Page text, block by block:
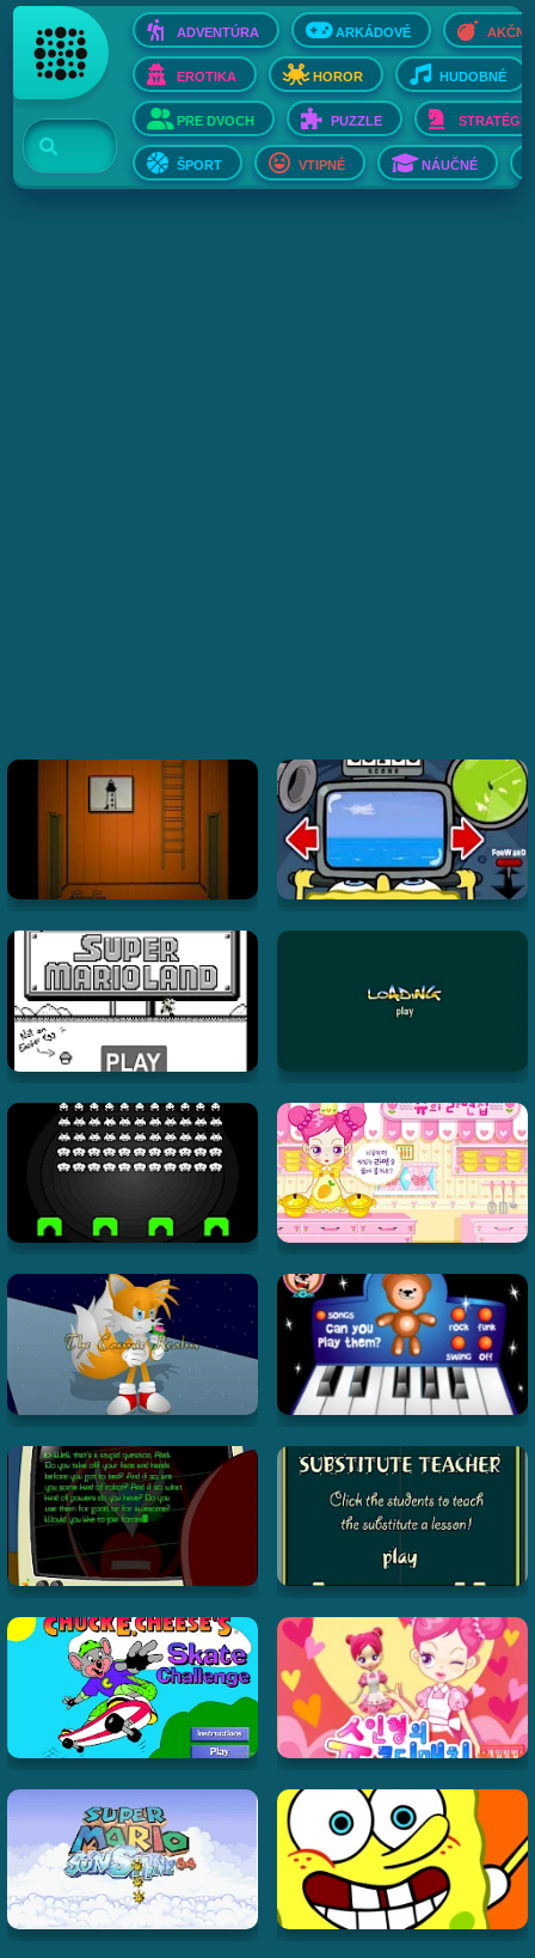
ADVENTÚRA ARKÁDOVÉ AKČNÉ
EROTIKA HOROR HUDOBNÉ
PRE DVOCH PUZZLE STRATÉGIE
ŠPORT VTIPNÉ NÁUČNÉ